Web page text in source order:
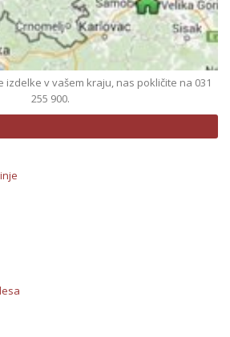
izdelke v vašem kraju, nas pokličite na 031
255 900.